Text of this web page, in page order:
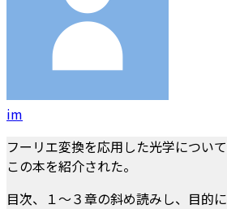
im
フーリエ変換を応用した光学につい
この本を紹介された。
目次、１～３章の斜め読みし、目的